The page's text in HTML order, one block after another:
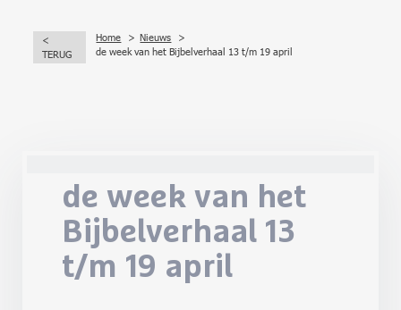
<
TERUG
Home
Nieuws
de week van het Bijbelverhaal 13 t/m 19 april
de week van het
Bijbelverhaal 13
t/m 19 april